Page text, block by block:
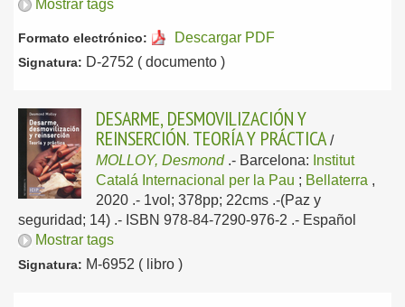
Mostrar tags
Formato electrónico: Descargar PDF
Signatura: D-2752 ( documento )
DESARME, DESMOVILIZACIÓN Y
REINSERCIÓN. TEORÍA Y PRÁCTICA /
MOLLOY, Desmond .- Barcelona: Institut
Catalá Internacional per la Pau ; Bellaterra ,
2020 .- 1vol; 378pp; 22cms .-(Paz y
seguridad; 14) .- ISBN 978-84-7290-976-2 .- Español
Mostrar tags
Signatura: M-6952 ( libro )